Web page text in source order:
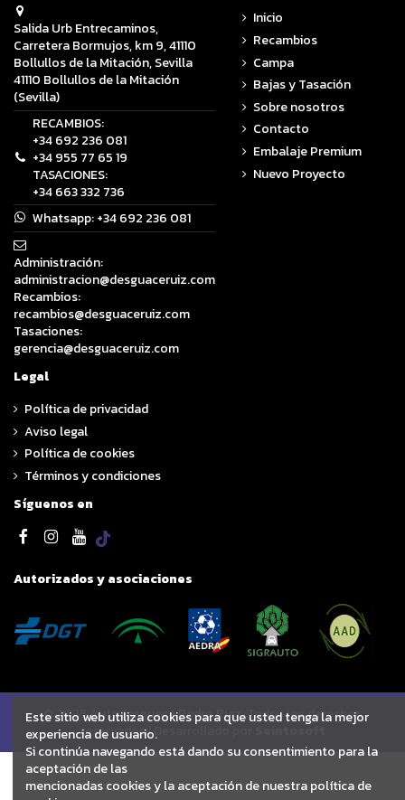
Salida Urb Entrecaminos,
Carretera Bormujos, km 9, 41110
Bollullos de la Mitación, Sevilla
41110 Bollullos de la Mitación
(Sevilla)
RECAMBIOS:
+34 692 236 081
+34 955 77 65 19
TASACIONES:
+34 663 332 736
Whatsapp:+34 692 236 081
Administración:
administracion@desguaceruiz.com
Recambios:
recambios@desguaceruiz.com
Tasaciones:
gerencia@desguaceruiz.com
Inicio
Recambios
Campa
Bajas y Tasación
Sobre nosotros
Contacto
Embalaje Premium
Nuevo Proyecto
Legal
Política de privacidad
Aviso legal
Política de cookies
Términos y condiciones
Síguenos en
Autorizados y asociaciones
© 2025 Autodesguace Pedro Ruiz. Todos los derechos
reservados | Desarrollado por
Este sitio web utiliza cookies para que usted tenga la mejor
experiencia de usuario.
Si continúa navegando está dando su consentimiento para la
aceptación de las
mencionadas cookies y la aceptación de nuestra política de